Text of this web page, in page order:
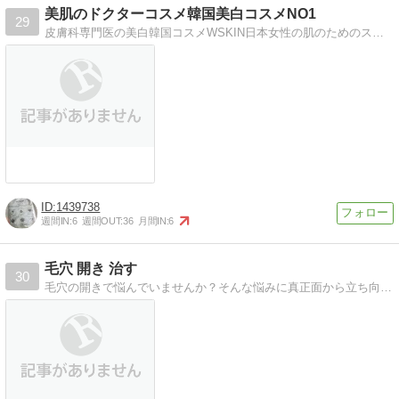
29
美肌のドクターコスメ韓国美白コスメNO1
皮膚科専門医の美白韓国コスメWSKIN日本女性の肌のためのスキンケアライン
1439738
週間IN:6 週間OUT:36 月間IN:6
30
毛穴 開き 治す
毛穴の開きで悩んでいませんか？そんな悩みに真正面から立ち向かうあなたを応援します